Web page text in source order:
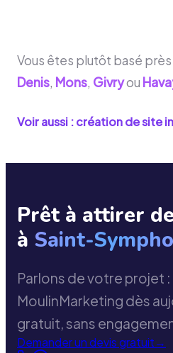
Vous êtes plutôt basé
Denis, Mons, Givryou
Voir aussi : création de site
Prêt à attirer
à Saint-
Parlons de votre projet
MoulinMarketing dès
gratuit, sans
Demander un devis gratuit→